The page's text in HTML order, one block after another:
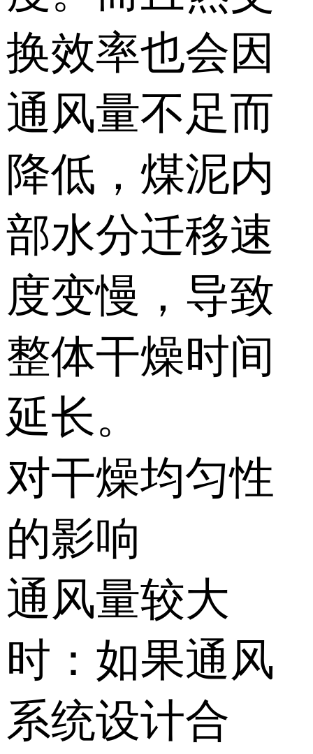
换效率也会因
通风量不足而
降低，煤泥内
部水分迁移速
度变慢，导致
整体干燥时间
延长。
对干燥均匀性
的影响
通风量较大
时：如果通风
系统设计合